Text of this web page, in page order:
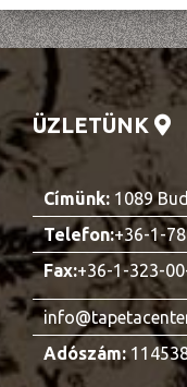
ÜZLETÜNK
Címünk: 1089
Telefon:+36-1-
Fax:+36-1-323-
Adószám: